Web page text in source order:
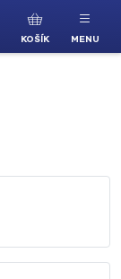
KOŠÍK MENU